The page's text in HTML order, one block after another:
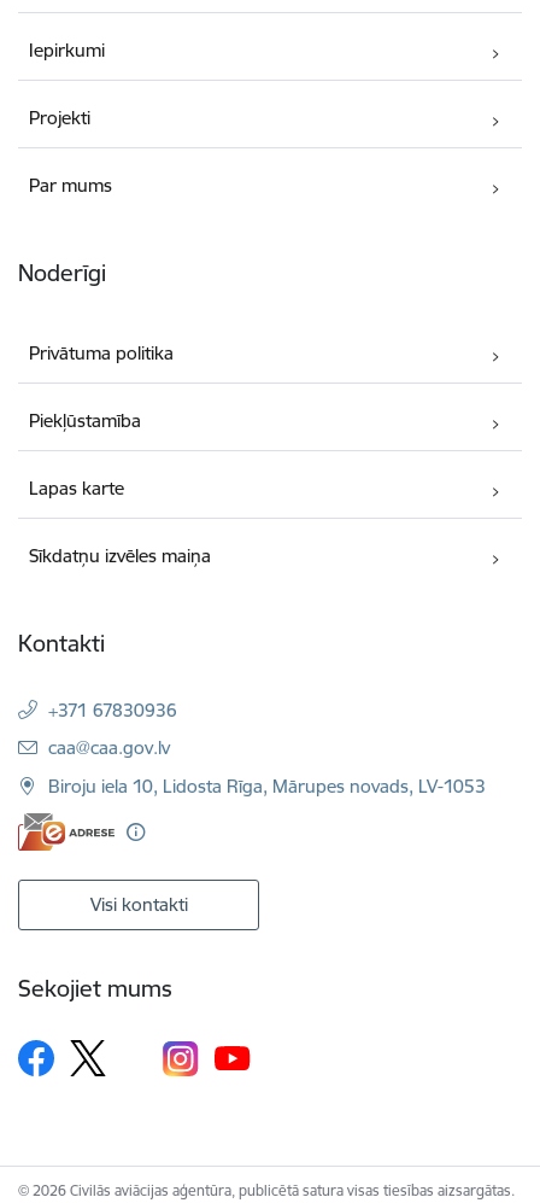
Iepirkumi
Projekti
Par mums
Noderīgi
Privātuma politika
Piekļūstamība
Lapas karte
Sīkdatņu izvēles maiņa
Kontakti
+371 67830936
E-pasts:
caa@caa.gov.lv
Biroju iela 10, Lidosta Rīga, Mārupes novads, LV-1053
Visi kontakti
Sekojiet mums
© 2026 Civilās aviācijas aģentūra, publicētā satura visas tiesības aizsargātas.